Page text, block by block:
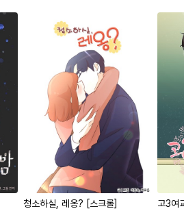
청소하실, 레옹? [스크롤] 고3여